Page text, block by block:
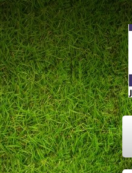
Ga
direct
naar
de
hoofdinhoud